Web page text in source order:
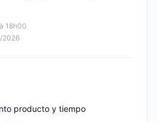
18h00
2026
producto y tiempo